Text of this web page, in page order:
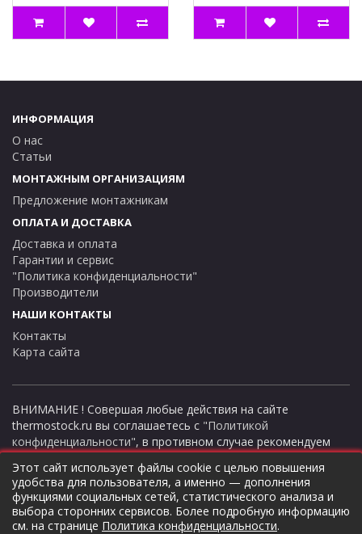
ИНФОРМАЦИЯ
О нас
Статьи
МОНТАЖНЫМ ОРГАНИЗАЦИЯМ
Предложение монтажникам
ОПЛАТА И ДОСТАВКА
Доставка и оплата
Гарантии и сервис
"Политика конфиденциальности"
Производители
НАШИ КОНТАКТЫ
Контакты
Карта сайта
ВНИМАНИЕ ! Совершая любые действия на сайте
thermostock.ru вы соглашаетесь с "Политикой
конфиденциальности", в противном случае рекомендуем
покинуть данный сайт. Цены и информация представлена на
данном сайте в ознакомительных целях и не являются
публичной офертой ни при каких обстоятельствах!
ТермоСток - все для отопления и водоснабжения © 2026
Этот сайт использует файлы cookie с целью повышения
удобства для пользователя, а именно — дополнения
функциями социальных сетей, статистического анализа и
выбора сторонних сервисов. Более подробную информацию
см. на странице Политика конфиденциальности.